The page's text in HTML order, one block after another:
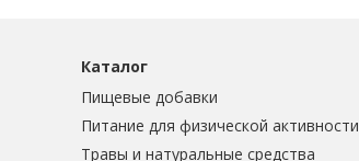
Каталог
Пищевые добавки
Питание для физической активности
Травы и натуральные средства